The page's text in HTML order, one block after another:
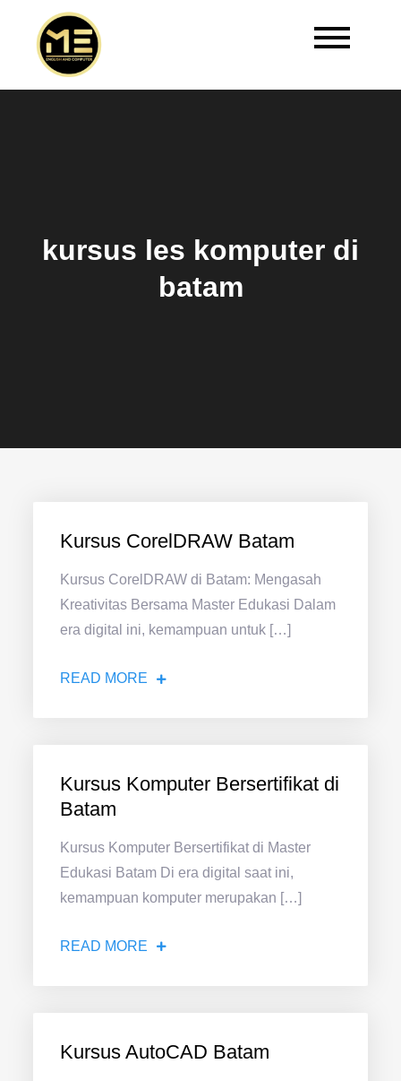
Bahasa Inggris Batam
kursus les komputer di
batam
Kursus CorelDRAW Batam
Kursus CorelDRAW di Batam: Mengasah
Kreativitas Bersama Master Edukasi Dalam
era digital ini, kemampuan untuk […]
READ MORE
Kursus Komputer Bersertifikat di
Batam
Kursus Komputer Bersertifikat di Master
Edukasi Batam Di era digital saat ini,
kemampuan komputer merupakan […]
READ MORE
Kursus AutoCAD Batam